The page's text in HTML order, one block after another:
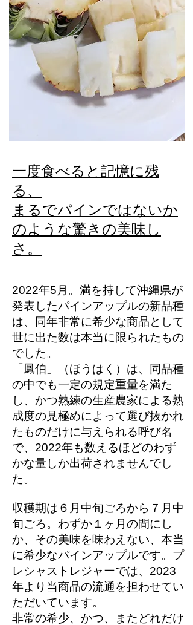
一度食べると記憶に残
る、
まるでパインではないか
のような驚きの美味し
さ。
2022年5月。満を持して沖縄県が
発表したパインアップルの新品種
は、同年非常に希少な商品として
世に出た数は本当に限られたもの
でした。
「鳳伯」（ほうはく）は、同品種
の中でも一定の規定重量を満た
し、かつ熟練の生産農家による熟
成度の見極めによって選び抜かれ
たものだけに与えられる呼び名
で、2022年も数えるほどのわず
かな量しか出荷されませんでし
た。
収穫期は６月中旬ごろから７月中
旬ごろ。わずか１ヶ月の間にし
か、その美味を味わえない、本当
に希少なパインアップルです。プ
レシャストレジャーでは、2023
年より当商品の流通を担わせてい
ただいています。
非常の希少、かつ、またどれだけ